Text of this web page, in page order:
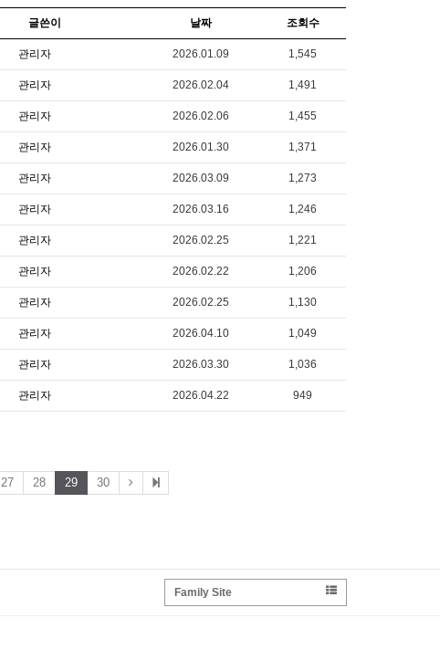
글쓴이 날짜 조회수
관리자 2026.01.09 1,545
관리자 2026.02.04 1,491
관리자 2026.02.06 1,455
관리자 2026.01.30 1,371
관리자 2026.03.09 1,273
관리자 2026.03.16 1,246
관리자 2026.02.25 1,221
관리자 2026.02.22 1,206
관리자 2026.02.25 1,130
관리자 2026.04.10 1,049
관리자 2026.03.30 1,036
관리자 2026.04.22 949
27 28 29 30
Family Site